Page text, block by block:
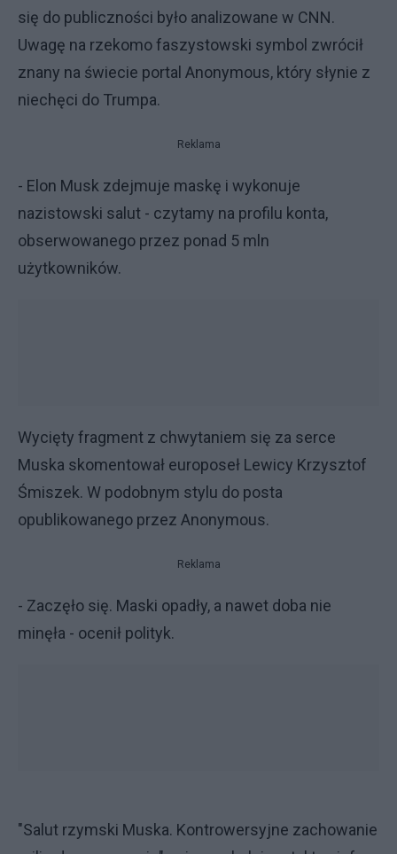
się do publiczności było analizowane w CNN.
Uwagę na rzekomo faszystowski symbol zwrócił
znany na świecie portal Anonymous, który słynie z
niechęci do Trumpa.
Reklama
- Elon Musk zdejmuje maskę i wykonuje
nazistowski salut - czytamy na profilu konta,
obserwowanego przez ponad 5 mln
użytkowników.
Wycięty fragment z chwytaniem się za serce
Muska skomentował europoseł Lewicy Krzysztof
Śmiszek. W podobnym stylu do posta
opublikowanego przez Anonymous.
Reklama
- Zaczęło się. Maski opadły, a nawet doba nie
minęła - ocenił polityk.
"Salut rzymski Muska. Kontrowersyjne zachowanie